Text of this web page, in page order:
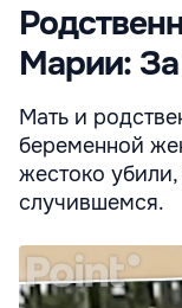
Марии:
Мать и
беременной
жестоко
случившемся.